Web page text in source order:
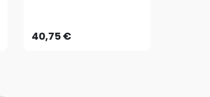
40,75 €AJOUTER AU PANIER